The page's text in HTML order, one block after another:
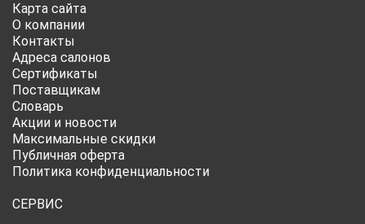
Карта сайта
О компании
Контакты
Адреса салонов
Сертификаты
Поставщикам
Словарь
Акции и новости
Максимальные скидки
Публичная оферта
Политика конфиденциальности
СЕРВИС